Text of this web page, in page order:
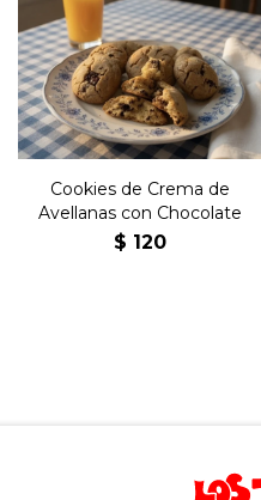
La clásica cookie
estadounidense rellena de
crema de avellanas con
chocolate.
Cookies de Crema de
Avellanas con Chocolate
$ 120